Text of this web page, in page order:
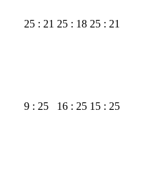
25 : 21 25 : 18 25 : 21
9 : 25 16 : 25 15 : 25